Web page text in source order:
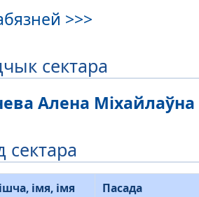
>>>
сектара
Алена Міхайлаўна
сектара
імя, імя
Пасада